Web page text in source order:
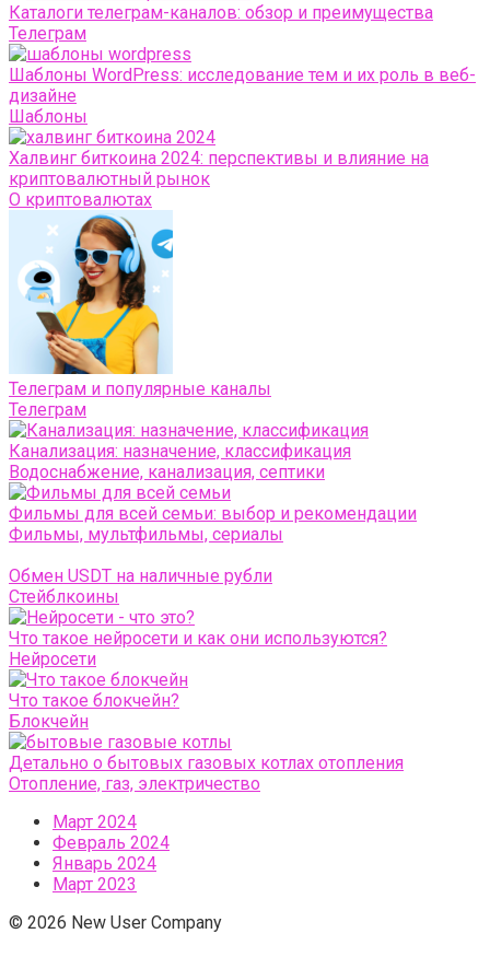
Каталоги телеграм-каналов: обзор и преимущества
Телеграм
Шаблоны WordPress: исследование тем и их роль в веб-
дизайне
Шаблоны
Халвинг биткоина 2024: перспективы и влияние на
криптовалютный рынок
О криптовалютах
Телеграм и популярные каналы
Телеграм
Канализация: назначение, классификация
Водоснабжение, канализация, септики
Фильмы для всей семьи: выбор и рекомендации
Фильмы, мультфильмы, сериалы
Обмен USDT на наличные рубли
Стейблкоины
Что такое нейросети и как они используются?
Нейросети
Что такое блокчейн?
Блокчейн
Детально о бытовых газовых котлах отопления
Отопление, газ, электричество
Март 2024
Февраль 2024
Январь 2024
Март 2023
© 2026 New User Company